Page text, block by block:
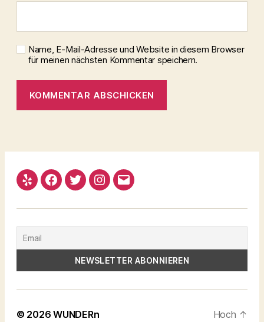
Name, E-Mail-Adresse und Website in diesem Browser
für meinen nächsten Kommentar speichern.
Yelp Facebook
TwitterInstagram
Email
© 2026WUNDERn Hoch ↑